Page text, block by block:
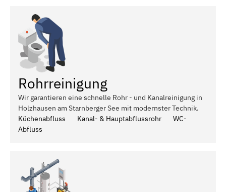
Rohrreinigung
Wir garantieren eine schnelle Rohr - und Kanalreinigung in
Holzhausen am Starnberger See mit modernster Technik.
Küchenabfluss
Kanal- & Hauptabflussrohr
WC-
Abfluss